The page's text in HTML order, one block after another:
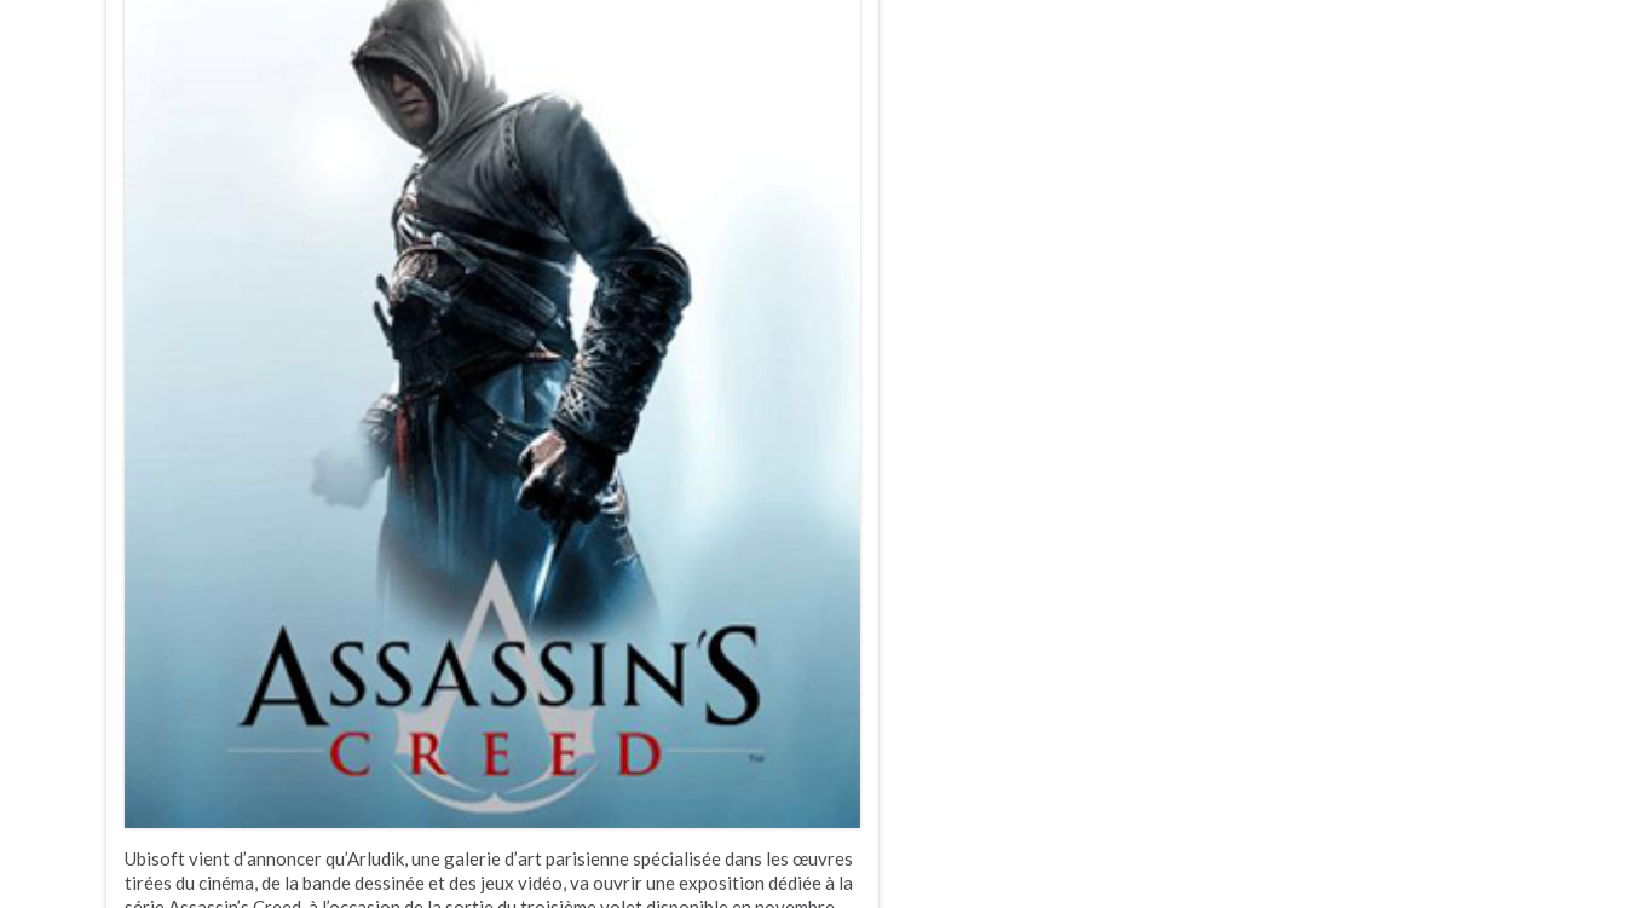
Ubisoft vient d’annoncer qu’Arludik, une galerie d’art parisienne spécialisée dans les œuvres
tirées du cinéma, de la bande dessinée et des jeux vidéo, va ouvrir une exposition dédiée à la